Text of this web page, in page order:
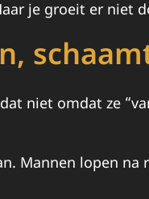
je groeit er niet
niet omdat ze
Mannen lopen